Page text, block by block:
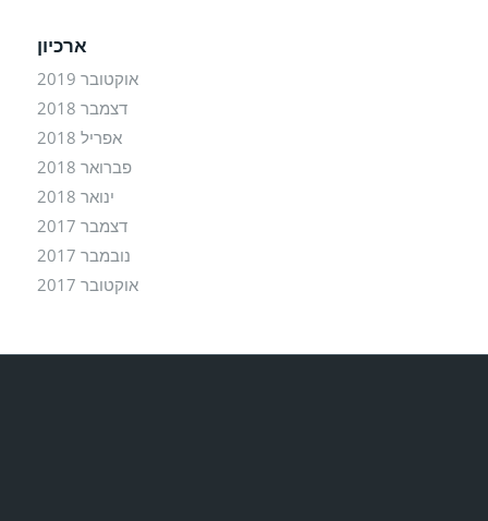
ארכיון
אוקטובר 2019
דצמבר 2018
אפריל 2018
פברואר 2018
ינואר 2018
דצמבר 2017
נובמבר 2017
אוקטובר 2017